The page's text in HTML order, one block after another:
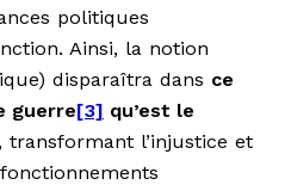
politiques
Ainsi, la notion
disparaîtra dans ce
guerre[3] qu’est le
, transformant l’injustice et